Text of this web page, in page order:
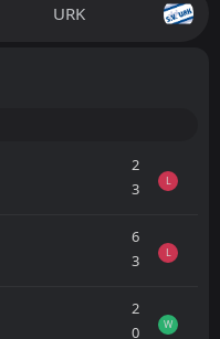
URK
2
3
L
6
3
L
2
0
W